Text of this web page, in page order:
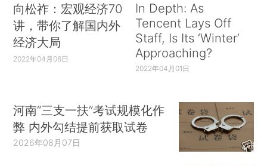
向松祚：宏观经济70
讲，带你了解国内外
经济大局
2022年04月06日
In Depth: As
Tencent Lays Off
Staff, Is Its ‘Winter’
Approaching?
2022年04月01日
河南“三支一扶”考试规模化作
弊 内外勾结提前获取试卷
2026年08月07日